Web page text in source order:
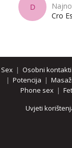
D
Cro
Sex| Osobni kontakti
| Potencija |
Phone sex|
Uvjeti